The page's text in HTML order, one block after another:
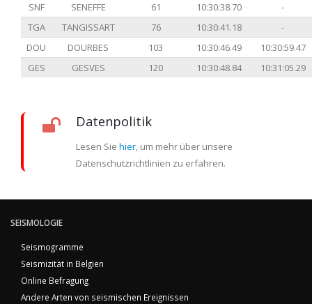
SNF
SENEFFE 61 10:30:38.70
-
TGA
TANGISSART 76 10:30:41.18
-
DOU
DOURBES 103 10:30:46.49
10:30:59.47
GES
GESVES 120 10:30:48.84 10:31:05.29
Datenpolitik
Lesen Sie hier, um mehr über unsere
Datenschutzrichtlinien zu erfahren.
SEISMOLOGIE
Seismogramme
Seismizität in Belgien
Online Befragung
Andere Arten von seismischen Ereignissen